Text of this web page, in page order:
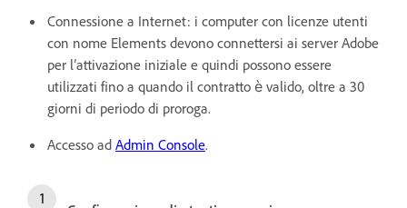
Connessione a Internet: i computer con licenze utenti
con nome Elements devono connettersi ai server Adobe
per l’attivazione iniziale e quindi possono essere
utilizzati fino a quando il contratto è valido, oltre a 30
giorni di periodo di proroga.
Accesso ad Admin Console.